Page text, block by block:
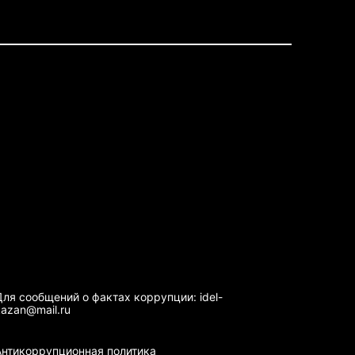
сообщений о фактах коррупции: idel-
политика